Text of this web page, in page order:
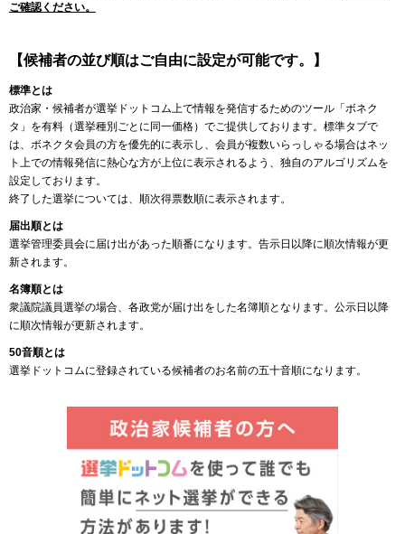
ご確認ください。
【候補者の並び順はご自由に設定が可能です。】
標準とは
政治家・候補者が選挙ドットコム上で情報を発信するためのツール「ボネク
タ」を有料（選挙種別ごとに同一価格）でご提供しております。標準タブで
は、ボネクタ会員の方を優先的に表示し、会員が複数いらっしゃる場合はネッ
ト上での情報発信に熱心な方が上位に表示されるよう、独自のアルゴリズムを
設定しております。
終了した選挙については、順次得票数順に表示されます。
届出順とは
選挙管理委員会に届け出があった順番になります。告示日以降に順次情報が更
新されます。
名簿順とは
衆議院議員選挙の場合、各政党が届け出をした名簿順となります。公示日以降
に順次情報が更新されます。
50音順とは
選挙ドットコムに登録されている候補者のお名前の五十音順になります。